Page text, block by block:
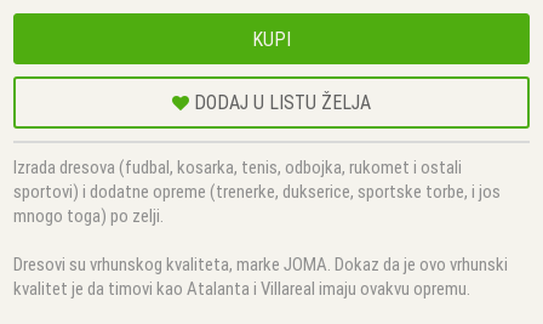
KUPI
DODAJ U LISTU ŽELJA
Izrada dresova (fudbal, kosarka, tenis, odbojka, rukomet i ostali
sportovi) i dodatne opreme (trenerke, dukserice, sportske torbe, i jos
mnogo toga) po zelji.
Dresovi su vrhunskog kvaliteta, marke JOMA. Dokaz da je ovo vrhunski
kvalitet je da timovi kao Atalanta i Villareal imaju ovakvu opremu.